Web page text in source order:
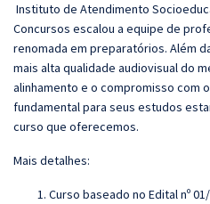
Instituto de Atendimento
Concursos escalou a equipe de
renomada em preparatórios. Além
mais alta qualidade audiovisual do
alinhamento e o compromisso com
fundamental para seus estudos
curso que oferecemos.
Mais detalhes:
Curso baseado no Edital nº